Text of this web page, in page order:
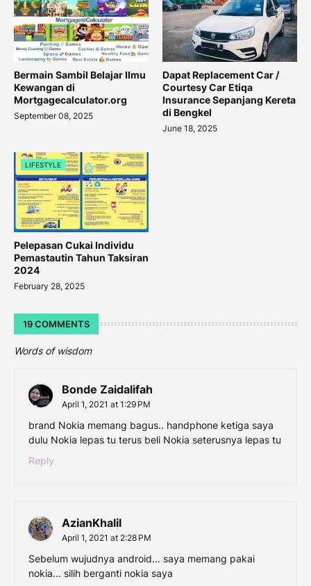
Bermain Sambil Belajar Ilmu
Kewangan di
Mortgagecalculator.org
September 08, 2025
Dapat Replacement Car /
Courtesy Car Etiqa
Insurance Sepanjang Kereta
di Bengkel
June 18, 2025
LIFESTYLE
Pelepasan Cukai Individu
Pemastautin Tahun Taksiran
2024
February 28, 2025
19 COMMENTS
Words of wisdom
Bonde Zaidalifah
April 1, 2021 at 1:29 PM
brand Nokia memang bagus.. handphone ketiga saya
dulu Nokia lepas tu terus beli Nokia seterusnya lepas tu
Reply
AzianKhalil
April 1, 2021 at 2:28 PM
Sebelum wujudnya android... saya memang pakai
nokia... silih berganti nokia saya